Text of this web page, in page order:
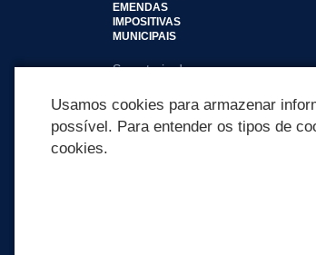
EMENDAS
IMPOSITIVAS
MUNICIPAIS
Secretaria de
Usamos cookies para armazenar
possível. Para entender os tipos de
cookies.